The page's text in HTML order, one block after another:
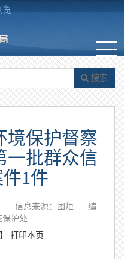
览
搜索
境保护督察
一批群众信
1件
信息来源：团炬
编
护处
】 打印本页